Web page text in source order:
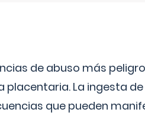
de abuso más
placentaria. La ingesta
que pueden